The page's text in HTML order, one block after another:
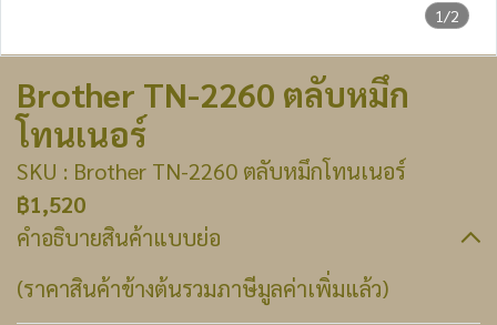
1/2
Brother TN-2260 ตลับหมึก
โทนเนอร์
SKU : Brother TN-2260 ตลับหมึกโทนเนอร์
฿1,520
คำอธิบายสินค้าแบบย่อ
(ราคาสินค้าข้างต้นรวมภาษีมูลค่าเพิ่มแล้ว)